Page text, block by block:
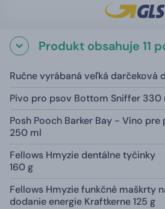
Produkt obsahuje 11
Ručne vyrábaná veľká darčeková
Pivo pro psov Bottom Sniffer 330
Posh Pooch Barker Bay - Víno pre
250 ml
Fellows Hmyzie dentálne tyčinky
160 g
Fellows Hmyzie funkčné maškrty
dodanie energie Kraftkerne 125 g